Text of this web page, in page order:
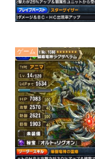
ゲーム